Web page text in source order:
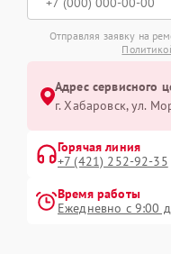
Отправляя заявку на
Адрес сервисного
г. Хабаровск, ул.
Горячая линия
+7 (421) 252-92-35
Время работы
Ежедневно с 9:00